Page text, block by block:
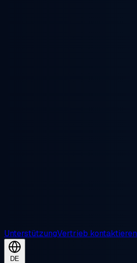
UnterstützungVertrieb kontaktieren
DE